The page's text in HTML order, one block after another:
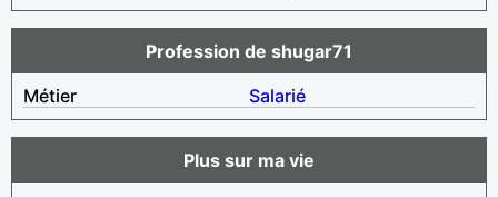
Profession de shugar71
Métier
Salarié
Plus sur ma vie